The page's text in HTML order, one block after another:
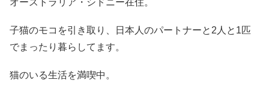
子猫のモコを引き取り、日本人のパートナーと2人と1匹
でまったり暮らしてます。
猫のいる生活を満喫中。